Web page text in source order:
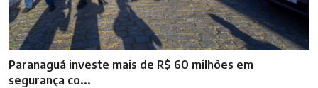
Paranaguá investe mais de R$ 60 milhões em
segurança co...